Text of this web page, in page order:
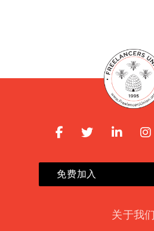
免费加入
关于我们